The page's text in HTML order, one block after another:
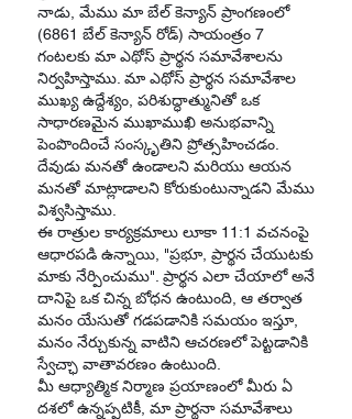
నాడు, మేము మా బేల్ కెన్యాన్ ప్రాంగణంలో
(6861 బేల్ కెన్యాన్ రోడ్) సాయంత్రం 7
గంటలకు మా ఎథోస్ ప్రార్థన సమావేశాలను
నిర్వహిస్తాము. మా ఎథోస్ ప్రార్థన సమావేశాల
ముఖ్య ఉద్దేశ్యం, పరిశుద్ధాత్మునితో ఒక
సాధారణమైన ముఖాముఖి అనుభవాన్ని
పెంపొందించే సంస్కృతిని ప్రోత్సహించడం.
దేవుడు మనతో ఉండాలని మరియు ఆయన
మనతో మాట్లాడాలని కోరుకుంటున్నాడని మేము
విశ్వసిస్తాము.
ఈ రాత్రుల కార్యక్రమాలు లూకా 11:1 వచనంపై
ఆధారపడి ఉన్నాయి, "ప్రభూ, ప్రార్థన చేయుటకు
మాకు నేర్పించుము". ప్రార్థన ఎలా చేయాలో అనే
దానిపై ఒక చిన్న బోధన ఉంటుంది, ఆ తర్వాత
మనం యేసుతో గడపడానికి సమయం ఇస్తూ,
మనం నేర్చుకున్న వాటిని ఆచరణలో పెట్టడానికి
స్వేచ్ఛా వాతావరణం ఉంటుంది.
మీ ఆధ్యాత్మిక నిర్మాణ ప్రయాణంలో మీరు ఏ
దశలో ఉన్నప్పటికీ, మా ప్రార్థనా సమావేశాలు